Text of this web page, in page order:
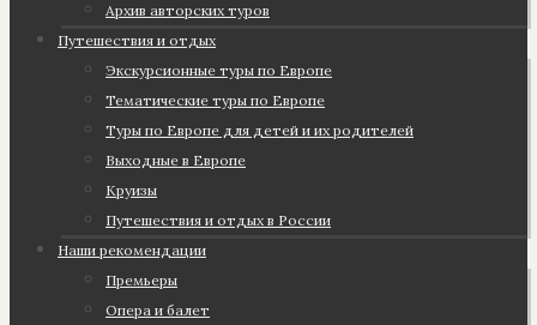
Архив авторских туров
Путешествия и отдых
Экскурсионные туры по Европе
Тематические туры по Европе
Туры по Европе для детей и их родителей
Выходные в Европе
Круизы
Путешествия и отдых в России
Наши рекомендации
Премьеры
Опера и балет